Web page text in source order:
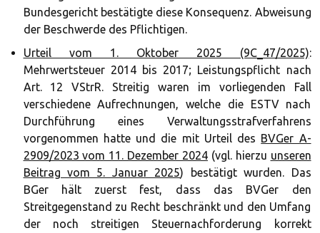
Bundesgericht bestätigte diese Konsequenz. Abweisung
der Beschwerde des Pflichtigen.
Urteil vom 1. Oktober 2025 (9C_47/2025):
Mehrwertsteuer 2014 bis 2017; Leistungspflicht nach
Art. 12 VStrR. Streitig waren im vorliegenden Fall
verschiedene Aufrechnungen, welche die ESTV nach
Durchführung eines Verwaltungsstrafverfahrens
vorgenommen hatte und die mit Urteil des BVGer A-
2909/2023 vom 11. Dezember 2024(vgl. hierzu unseren
Beitrag vom 5. Januar 2025) bestätigt wurden. Das
BGer hält zuerst fest, dass das BVGer den
Streitgegenstand zu Recht beschränkt und den Umfang
der noch streitigen Steuernachforderung korrekt